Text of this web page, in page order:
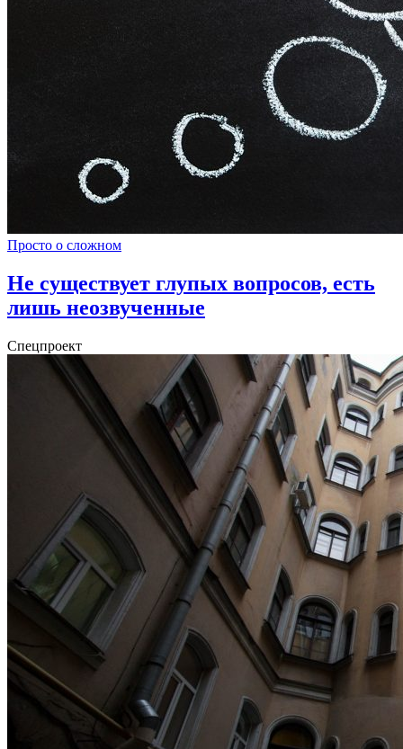
Просто о сложном
Не существует глупых вопросов, есть
лишь неозвученные
Спецпроект